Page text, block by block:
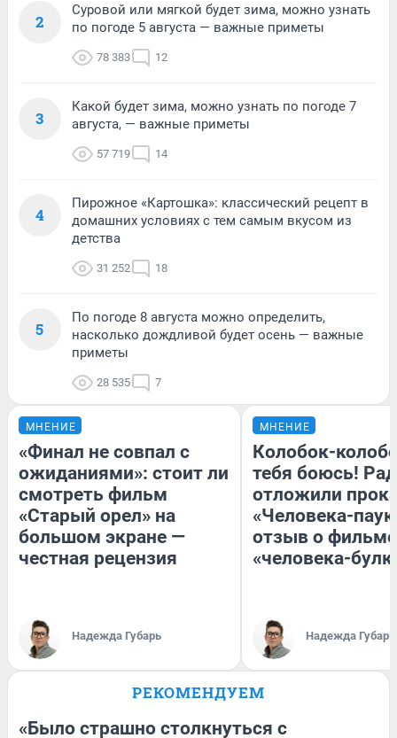
2
Суровой или мягкой будет зима, можно узнать
по погоде 5 августа — важные приметы
78 383 12
3
Какой будет зима, можно узнать по погоде 7
августа, — важные приметы
57 719 14
4
Пирожное «Картошка»: классический рецепт в
домашних условиях с тем самым вкусом из
детства
31 252 18
5
По погоде 8 августа можно определить,
насколько дождливой будет осень — важные
приметы
28 535 7
МНЕНИЕ
«Финал не совпал с
ожиданиями»: стоит ли
смотреть фильм
«Старый орел» на
большом экране —
честная рецензия
Надежда Губарь
МНЕНИЕ
Колобок-
тебя боюсь!
отложили
«Человека-
отзыв о
«человека-
Надежда Губарь
РЕКОМЕНДУЕМ
«Было страшно столкнуться с